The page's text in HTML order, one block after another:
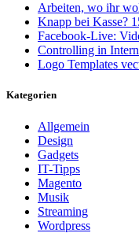
Arbeiten, wo ihr
Knapp bei Kasse?
Facebook-Live:
Controlling in
Logo Templates
Kategorien
Allgemein
Design
Gadgets
IT-Tipps
Magento
Musik
Streaming
Wordpress